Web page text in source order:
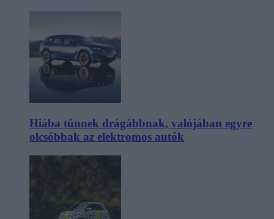
Hiába tűnnek drágábbnak, valójában egyre
olcsóbbak az elektromos autók